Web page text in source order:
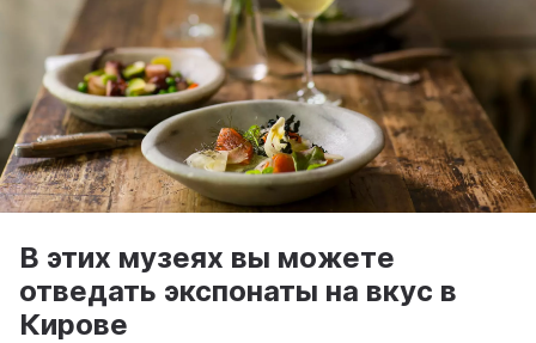
В этих музеях вы можете
отведать экспонаты на вкус в
Кирове